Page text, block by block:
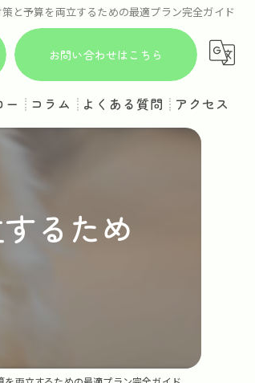
と予算を両立するための最適プラン完全ガイド
お問い合わせはこちら
ー コラム よくある質問 アクセス
るため